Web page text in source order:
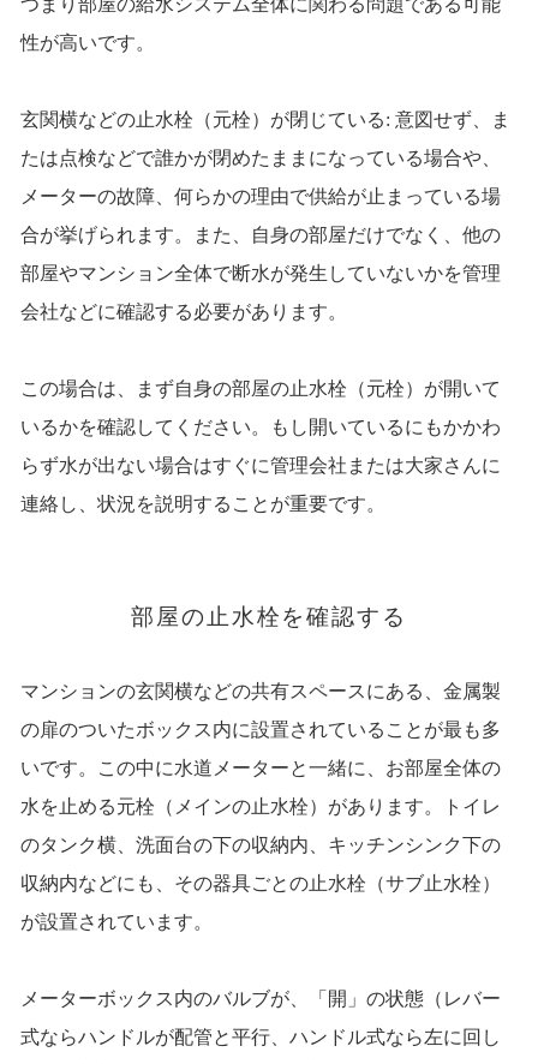
つまり部屋の給水システム全体に関わる問題である可能
性が高いです。
玄関横などの止水栓（元栓）が閉じている: 意図せず、ま
たは点検などで誰かが閉めたままになっている場合や、
メーターの故障、何らかの理由で供給が止まっている場
合が挙げられます。また、自身の部屋だけでなく、他の
部屋やマンション全体で断水が発生していないかを管理
会社などに確認する必要があります。
この場合は、まず自身の部屋の止水栓（元栓）が開いて
いるかを確認してください。もし開いているにもかかわ
らず水が出ない場合はすぐに管理会社または大家さんに
連絡し、状況を説明することが重要です。
部屋の止水栓を確認する
マンションの玄関横などの共有スペースにある、金属製
の扉のついたボックス内に設置されていることが最も多
いです。この中に水道メーターと一緒に、お部屋全体の
水を止める元栓（メインの止水栓）があります。トイレ
のタンク横、洗面台の下の収納内、キッチンシンク下の
収納内などにも、その器具ごとの止水栓（サブ止水栓）
が設置されています。
メーターボックス内のバルブが、「開」の状態（レバー
式ならハンドルが配管と平行、ハンドル式なら左に回し